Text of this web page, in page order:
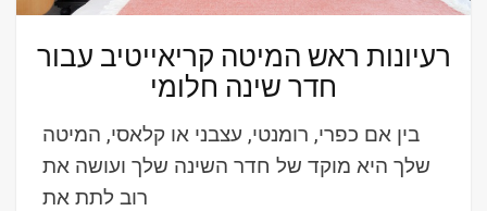
רעיונות ראש המיטה קריאייטיב עבור
חדר שינה חלומי
בין אם כפרי, רומנטי, עצבני או קלאסי, המיטה
שלך היא מוקד של חדר השינה שלך ועושה את
רוב לתת את